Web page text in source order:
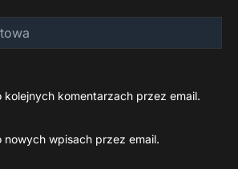
kolejnych komentarzach przez email.
nowych wpisach przez email.